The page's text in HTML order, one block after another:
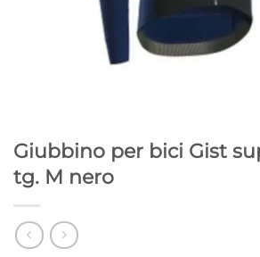
Giubbino per bici Gist
tg. M nero